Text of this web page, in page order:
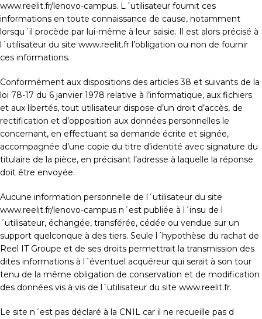
www.reelit.fr/lenovo-campus. L´utilisateur fournit ces
informations en toute connaissance de cause, notamment
lorsqu´il procède par lui-même à leur saisie. Il est alors précisé à
l´utilisateur du site www.reelit.fr l’obligation ou non de fournir
ces informations.
Conformément aux dispositions des articles 38 et suivants de la
loi 78-17 du 6 janvier 1978 relative à l’informatique, aux fichiers
et aux libertés, tout utilisateur dispose d’un droit d’accès, de
rectification et d’opposition aux données personnelles le
concernant, en effectuant sa demande écrite et signée,
accompagnée d’une copie du titre d’identité avec signature du
titulaire de la pièce, en précisant l’adresse à laquelle la réponse
doit être envoyée.
Aucune information personnelle de l´utilisateur du site
www.reelit.fr/lenovo-campus n´est publiée à l´insu de l
´utilisateur, échangée, transférée, cédée ou vendue sur un
support quelconque à des tiers. Seule l´hypothèse du rachat de
Reel IT Groupe et de ses droits permettrait la transmission des
dites informations à l´éventuel acquéreur qui serait à son tour
tenu de la même obligation de conservation et de modification
des données vis à vis de l´utilisateur du site www.reelit.fr.
Le site n´est pas déclaré à la CNIL car il ne recueille pas d